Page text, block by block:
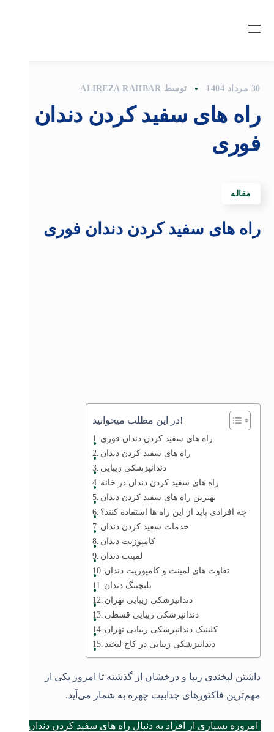
30 مرداد 1404 توسط ALIREZA RAHBAR
راه های سفید کردن دندان
فوری
مقاله
راه های سفید کردن دندان فوری
در این مطلب میخوانید!
راه های سفید کردن دندان فوری
راه های سفید کردن دندان
دندانپزشکی زیبایی
راه های سفید کردن دندان در خانه
بهترین راه های سفید کردن دندان
چه افرادی باید از این راه ها استفاده کنند؟
خدمات سفید کردن دندان
کامپوزیت دندان
لمینت دندان
تفاوت های لمینت و کامپوزیت دندان
بلیچینگ دندان
دندانپزشکی زیبایی تهران
دندانپزشکی زیبایی قسطی
کلینیک دندانپزشکی زیبایی تهران
دندانپزشکی زیبایی در کاخ لبخند
داشتن لبخندی زیبا و درخشان از گذشته تا امروز یکی از
مهم‌ترین فاکتورهای جذابیت چهره به شمار می‌آید.
امروزه بسیاری از افراد به دنبال راه های سفید کردن دندان